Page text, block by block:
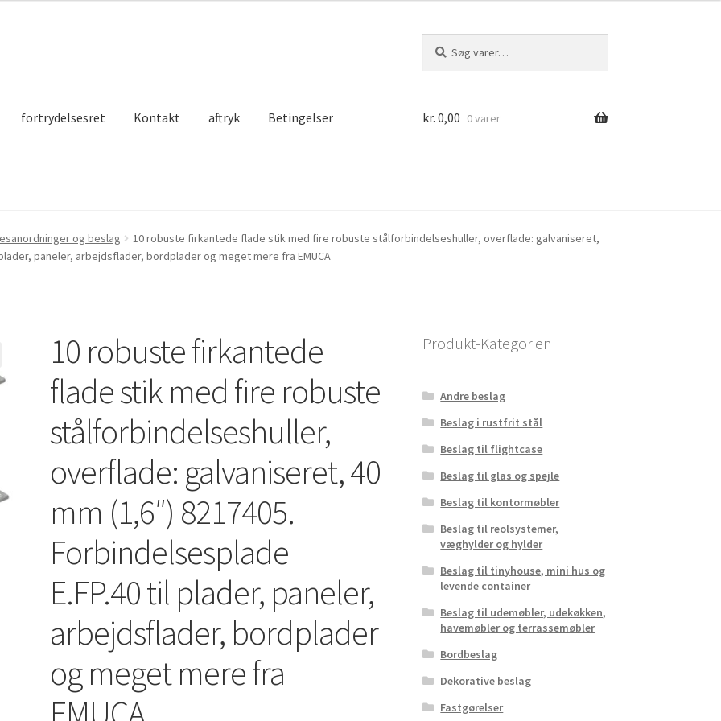
efter:
fortrydelsesret Kontakt aftryk Betingelser kr. 0,00 0 varer
og beslag
10 robuste firkantede flade stik med fire robuste stålforbindelseshuller, overflade: galvaniseret,
paneler, arbejdsflader, bordplader og meget mere fra EMUCA
10 robuste firkantede
flade stik med fire robuste
stålforbindelseshuller,
overflade: galvaniseret, 40
mm (1,6″) 8217405.
Forbindelsesplade
E.FP.40 til plader, paneler,
arbejdsflader, bordplader
og meget mere fra
Produkt-Kategorien
Andre beslag
Beslag i rustfrit stål
Beslag til flightcase
Beslag til glas og spejle
Beslag til kontormøbler
Beslag til reolsystemer,
væghylder og hylder
Beslag til tinyhouse, mini hus og
levende container
Beslag til udemøbler, udekøkken,
havemøbler og terrassemøbler
Bordbeslag
Dekorative beslag
Fastgørelser